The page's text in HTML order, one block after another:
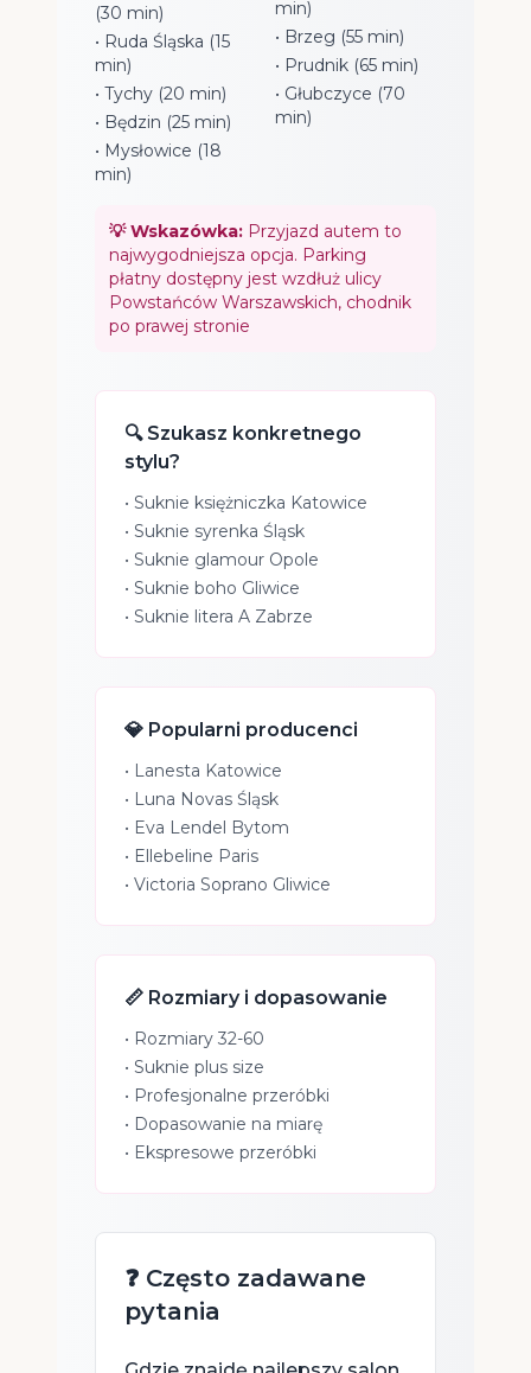
(30 min)
• Ruda Śląska (15
min)
• Tychy (20 min)
• Będzin (25 min)
• Mysłowice (18
min)
min)
• Brzeg (55 min)
• Prudnik (65 min)
• Głubczyce (70
min)
💡 Wskazówka: Przyjazd autem to
najwygodniejsza opcja. Parking
płatny dostępny jest wzdłuż ulicy
Powstańców Warszawskich, chodnik
po prawej stronie
🔍 Szukasz konkretnego
stylu?
• Suknie księżniczka Katowice
• Suknie syrenka Śląsk
• Suknie glamour Opole
• Suknie boho Gliwice
• Suknie litera A Zabrze
💎 Popularni producenci
• Lanesta Katowice
• Luna Novas Śląsk
• Eva Lendel Bytom
• Ellebeline Paris
• Victoria Soprano Gliwice
📏 Rozmiary i dopasowanie
• Rozmiary 32-60
• Suknie plus size
• Profesjonalne przeróbki
• Dopasowanie na miarę
• Ekspresowe przeróbki
❓ Często zadawane
pytania